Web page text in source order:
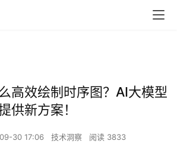
高效绘制时序图？AI大模型
供新方案！
30 17:06 技术洞察 阅读 3833